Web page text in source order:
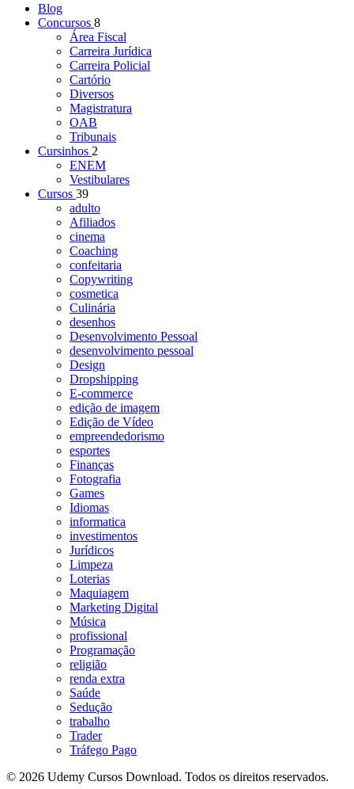
Blog
Concursos 8
Área Fiscal
Carreira Jurídica
Carreira Policial
Cartório
Diversos
Magistratura
OAB
Tribunais
Cursinhos 2
ENEM
Vestibulares
Cursos 39
adulto
Afiliados
cinema
Coaching
confeitaria
Copywriting
cosmetica
Culinária
desenhos
Desenvolvimento Pessoal
desenvolvimento pessoal
Design
Dropshipping
E-commerce
edição de imagem
Edição de Vídeo
empreendedorismo
esportes
Finanças
Fotografia
Games
Idiomas
informatica
investimentos
Jurídicos
Limpeza
Loterias
Maquiagem
Marketing Digital
Música
profissional
Programação
religião
renda extra
Saúde
Sedução
trabalho
Trader
Tráfego Pago
© 2026 Udemy Cursos Download. Todos os direitos reservados.